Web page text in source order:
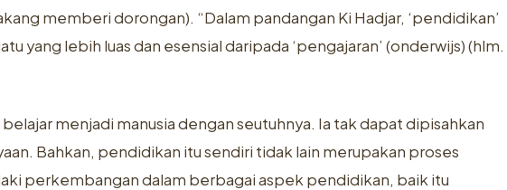
memberi dorongan). “Dalam pandangan Ki Hadjar, ‘pendidikan’
yang lebih luas dan esensial daripada ‘pengajaran’ (onderwijs) (hlm.
menjadi manusia dengan seutuhnya. Ia tak dapat dipisahkan
Bahkan, pendidikan itu sendiri tidak lain merupakan proses
perkembangan dalam berbagai aspek pendidikan, baik itu